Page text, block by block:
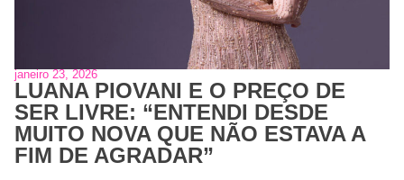
janeiro 23, 2026
LUANA PIOVANI E O PREÇO DE
SER LIVRE: “ENTENDI DESDE
MUITO NOVA QUE NÃO ESTAVA A
FIM DE AGRADAR”